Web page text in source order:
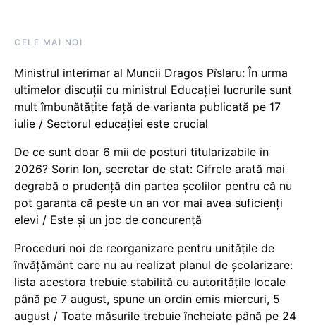
CELE MAI NOI
Ministrul interimar al Muncii Dragos Pîslaru: În urma
ultimelor discuții cu ministrul Educației lucrurile sunt
mult îmbunătățite față de varianta publicată pe 17
iulie / Sectorul educației este crucial
De ce sunt doar 6 mii de posturi titularizabile în
2026? Sorin Ion, secretar de stat: Cifrele arată mai
degrabă o prudență din partea școlilor pentru că nu
pot garanta că peste un an vor mai avea suficienți
elevi / Este și un joc de concurență
Proceduri noi de reorganizare pentru unitățile de
învățământ care nu au realizat planul de școlarizare:
lista acestora trebuie stabilită cu autoritățile locale
până pe 7 august, spune un ordin emis miercuri, 5
august / Toate măsurile trebuie încheiate până pe 24